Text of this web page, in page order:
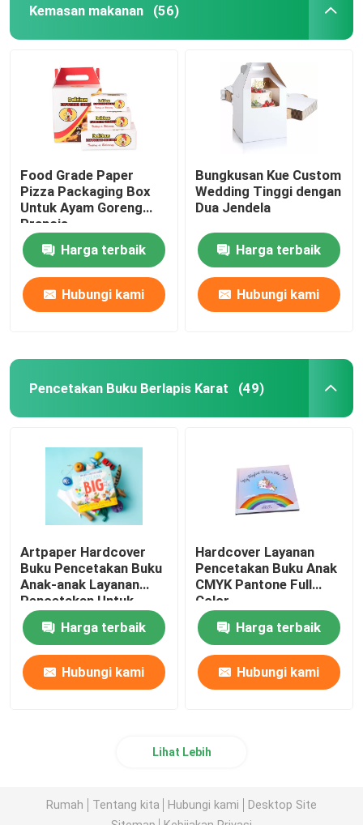
Kemasan makanan (56)
Food Grade Paper
Pizza Packaging Box
Untuk Ayam Goreng
Prancis
Harga terbaik
Hubungi kami
Bungkusan Kue Custom
Wedding Tinggi dengan
Dua Jendela
Harga terbaik
Hubungi kami
Pencetakan Buku Berlapis Karat (49)
Artpaper Hardcover
Buku Pencetakan Buku
Anak-anak Layanan
Pencetakan Untuk
Penerbitan
Harga terbaik
Hubungi kami
Hardcover Layanan
Pencetakan Buku Anak
CMYK Pantone Full
Color
Harga terbaik
Hubungi kami
Lihat Lebih
Rumah Tentang kita Hubungi kami
Desktop Site